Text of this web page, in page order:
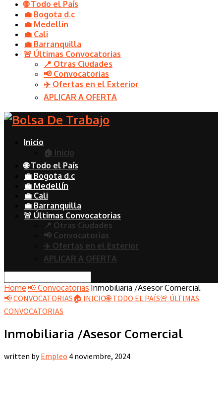
🌐 Todo el País
💼 Bogota d.c
💼 Medellín
💼 Cali
💼 Barranquilla
🚨 Últimas Convocatorias
📍 Otras Ciudades
📢 Convocatorias
✈️ Ofertas en el Exterior
APLICAR A OFERTA
Inicio
🏠 Inicio
🌐 Todo el País
💼 Bogota d.c
💼 Medellín
💼 Cali
💼 Barranquilla
🚨 Últimas Convocatorias
📍 Otras Ciudades
📢 Convocatorias
✈️ Ofertas en el Exterior
APLICAR A OFERTA
Home 📢 Convocatorias Inmobiliaria /Asesor Comercial
📢 CONVOCATORIAS 🏠 INICIO🌐 TODO EL PAÍS🚨 ÚLTIMAS
CONVOCATORIAS
Inmobiliaria /Asesor Comercial
written byEmpleo 4 noviembre, 2024